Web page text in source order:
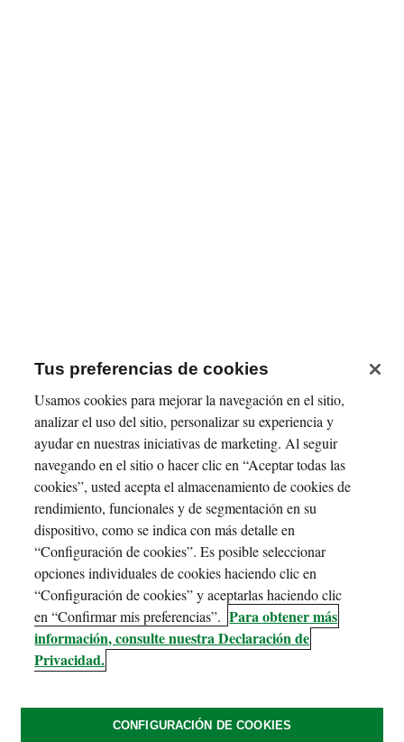
Tus preferencias de cookies
Usamos cookies para mejorar la navegación en el sitio,
analizar el uso del sitio, personalizar su experiencia y
ayudar en nuestras iniciativas de marketing. Al seguir
navegando en el sitio o hacer clic en “Aceptar todas las
cookies”, usted acepta el almacenamiento de cookies de
rendimiento, funcionales y de segmentación en su
dispositivo, como se indica con más detalle en
“Configuración de cookies”. Es posible seleccionar
opciones individuales de cookies haciendo clic en
“Configuración de cookies” y aceptarlas haciendo clic
en “Confirmar mis preferencias”. Para obtener más
información, consulte nuestra Declaración de
Privacidad.
CONFIGURACIÓN DE COOKIES